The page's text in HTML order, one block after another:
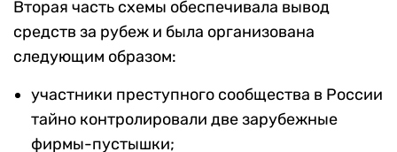
Вторая часть схемы обеспечивала вывод
средств за рубеж и была организована
следующим образом:
участники преступного сообщества в России
тайно контролировали две зарубежные
фирмы-пустышки;